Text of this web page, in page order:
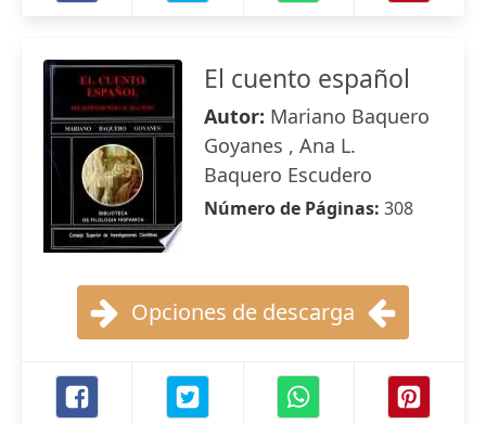
El cuento español
Autor: Mariano Baquero
Goyanes , Ana L.
Baquero Escudero
Número de Páginas: 308
Opciones de descarga